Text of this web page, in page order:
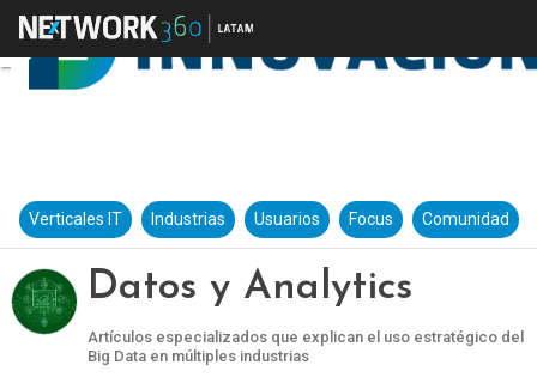
Verticales IT Industrias Usuarios Focus Comunidad
Datos y Analytics
Artículos especializados que explican el uso estratégico del
Big Data en múltiples industrias